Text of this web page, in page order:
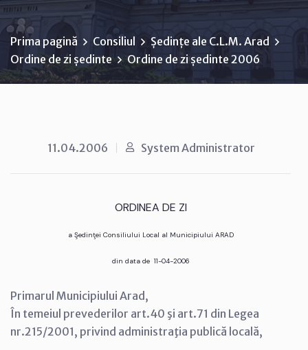
Prima pagină Consiliul
Ședințe ale C.L.M. Arad
Ordine de zi ședinte
Ordine de zi ședinte 2006
11.04.2006 System Administrator
ORDINEA DE ZI
a Şedinţei Consiliului Local al Municipiului ARAD
din data de 11-04-2006
Primarul Municipiului Arad,
În temeiul prevederilor art.40 şi art.71 din Legea
nr.215/2001, privind administraţia publică locală,